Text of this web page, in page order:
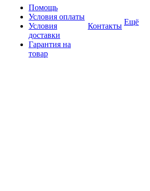
Помощь
Условия оплаты
Условия
доставки
Гарантия на
товар
Контакты Ещё